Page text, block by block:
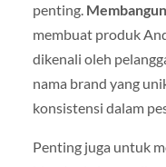
penting.
membuat produk
dikenali oleh
nama brand yang
konsistensi dalam
Penting juga untuk